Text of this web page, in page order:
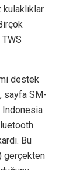
TWS
destek
sayfa SM-
Indonesia
Bu
gerçekten